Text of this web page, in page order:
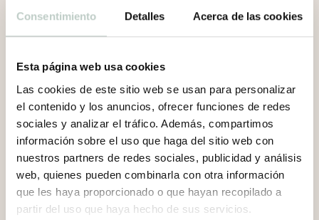
Consentimiento Detalles Acerca de las cookies
Esta página web usa cookies
Las cookies de este sitio web se usan para personalizar
el contenido y los anuncios, ofrecer funciones de redes
sociales y analizar el tráfico. Además, compartimos
información sobre el uso que haga del sitio web con
nuestros partners de redes sociales, publicidad y análisis
web, quienes pueden combinarla con otra información
que les haya proporcionado o que hayan recopilado a
partir del uso que haya hecho de sus servicios.